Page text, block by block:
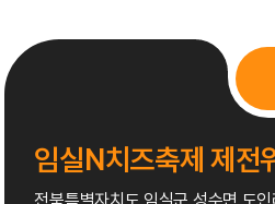
임실N치즈축제 제전